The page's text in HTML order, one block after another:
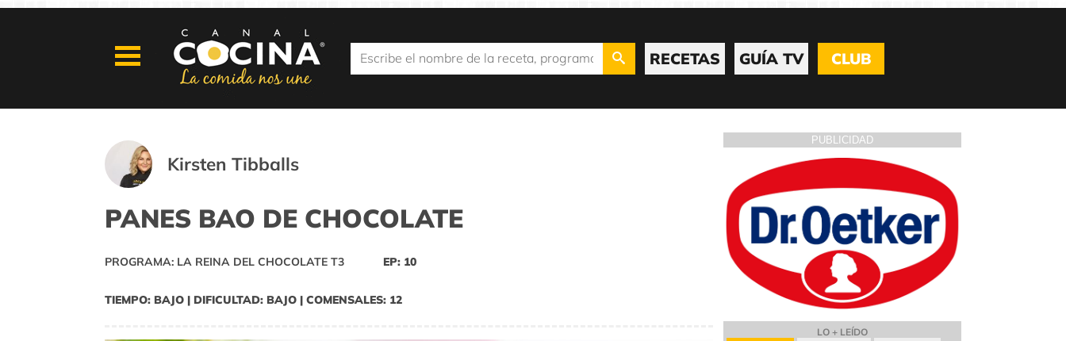
RECETAS GUÍA TV CLUB
Kirsten Tibballs
PANES BAO DE CHOCOLATE
PROGRAMA: LA REINA DEL CHOCOLATE T3 EP: 10
TIEMPO: BAJO | DIFICULTAD: BAJO | COMENSALES: 12
PUBLICIDAD
LO + LEÍDO